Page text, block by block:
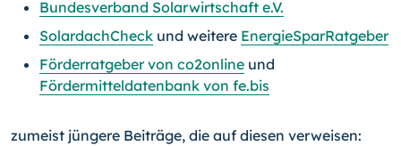
Bundesverband Solarwirtschaft e.V.
SolardachCheck und weitere EnergieSparRatgeber
Förderratgeber von co2online und
Fördermitteldatenbank von fe.bis
zumeist jüngere Beiträge, die auf diesen verweisen: